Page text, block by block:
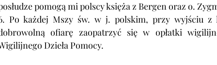
pomogą mi polscy księża z Bergen oraz o.
Po każdej Mszy św. w j. polskim, przy wyjściu z
ofiarę zaopatrzyć się w opłatki
Dzieła Pomocy.